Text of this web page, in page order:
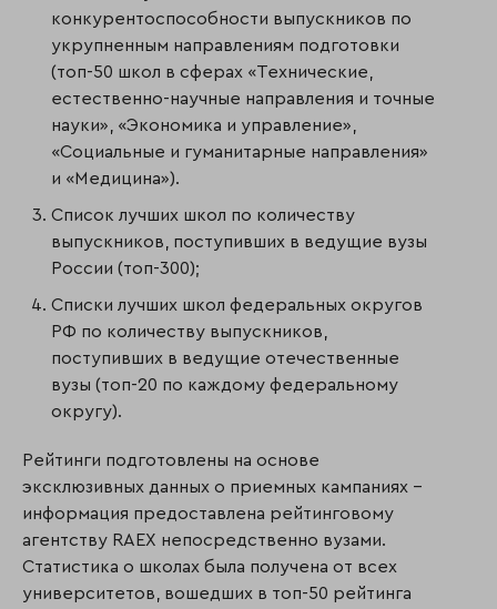
конкурентоспособности выпускников по
укрупненным направлениям подготовки
(топ-50 школ в сферах «Технические,
естественно-научные направления и точные
науки», «Экономика и управление»,
«Социальные и гуманитарные направления»
и «Медицина»).
Список лучших школ по количеству
выпускников, поступивших в ведущие вузы
России (топ-300);
Списки лучших школ федеральных округов
РФ по количеству выпускников,
поступивших в ведущие отечественные
вузы (топ-20 по каждому федеральному
округу).
Рейтинги подготовлены на основе
эксклюзивных данных о приемных кампаниях –
информация предоставлена рейтинговому
агентству RAEX непосредственно вузами.
Статистика о школах была получена от всех
университетов, вошедших в топ-50 рейтинга